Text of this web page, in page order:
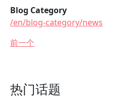
Blog Category
/en/blog-category/news
前一个
热门话题